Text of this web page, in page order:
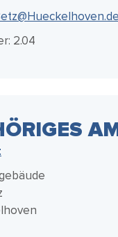
2.04